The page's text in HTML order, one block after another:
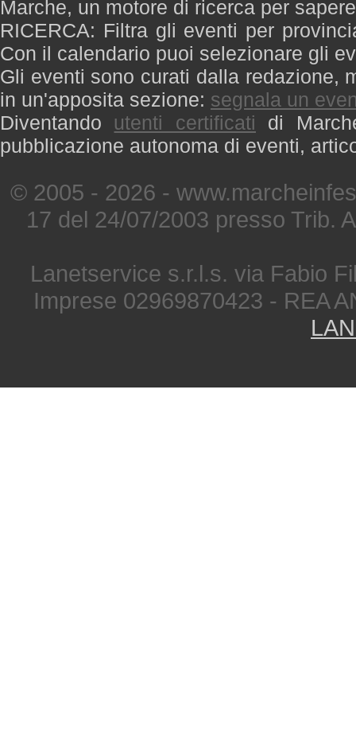
Marche, un motore di ricerca per
RICERCA: Filtra gli eventi per
Con il calendario puoi selezionare gli
Gli eventi sono curati dalla redazione,
in un'apposita sezione: segnala un
Diventando utenti certificati di
pubblicazione autonoma di eventi,
© 2005 - 2026 -
17 del 24/07/2003 presso Trib.
Lanetservice s.r.l.s. via Fabio
Imprese 02969870423 - REA